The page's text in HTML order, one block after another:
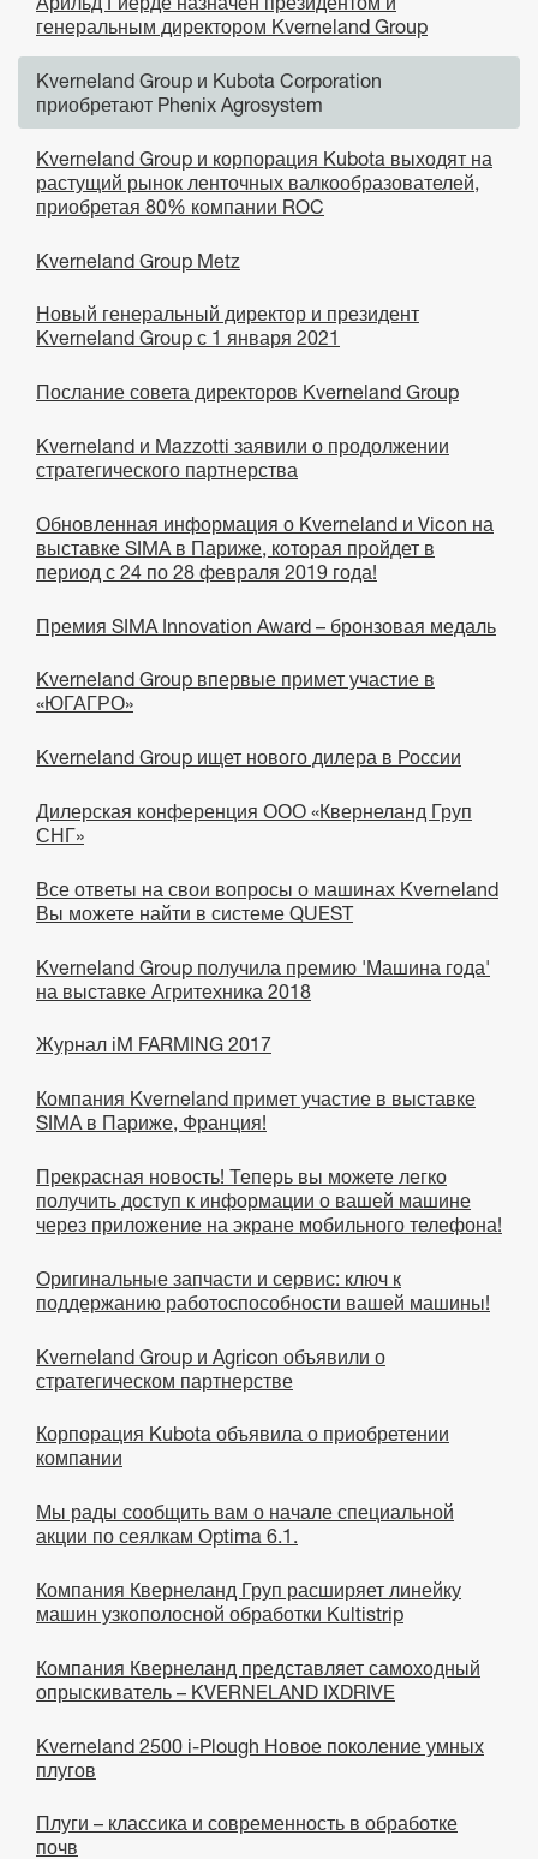
генеральным директором Kverneland Group
Kverneland Group и Kubota Corporation
приобретают Phenix Agrosystem
Kverneland Group и корпорация Kubota выходят на
растущий рынок ленточных валкообразователей,
приобретая 80% компании ROC
Kverneland Group Metz
Новый генеральный директор и президент
Kverneland Group с 1 января 2021
Послание совета директоров Kverneland Group
Kverneland и Mazzotti заявили о продолжении
стратегического партнерства
Обновленная информация о Kverneland и Vicon на
выставке SIMA в Париже, которая пройдет в
период с 24 по 28 февраля 2019 года!
Премия SIMA Innovation Award – бронзовая медаль
Kverneland Group впервые примет участие в
«ЮГАГРО»
Kverneland Group ищет нового дилера в России
Дилерская конференция ООО «Квернеланд Груп
СНГ»
Все ответы на свои вопросы о машинах Kverneland
Вы можете найти в системе QUEST
Kverneland Group получила премию 'Машина года'
на выставке Агритехника 2018
Журнал iM FARMING 2017
Компания Kverneland примет участие в выставке
SIMA в Париже, Франция!
Прекрасная новость! Теперь вы можете легко
получить доступ к информации о вашей машине
через приложение на экране мобильного телефона!
Оригинальные запчасти и сервис: ключ к
поддержанию работоспособности вашей машины!
Kverneland Group и Agricon объявили о
стратегическом партнерстве
Корпорация Kubota объявила о приобретении
компании
Мы рады сообщить вам о начале специальной
акции по сеялкам Optima 6.1.
Компания Квернеланд Груп расширяет линейку
машин узкополосной обработки Kultistrip
Компания Квернеланд представляет самоходный
опрыскиватель – KVERNELAND IXDRIVE
Kverneland 2500 i-Plough Новое поколение умных
плугов
Плуги – классика и современность в обработке
почв